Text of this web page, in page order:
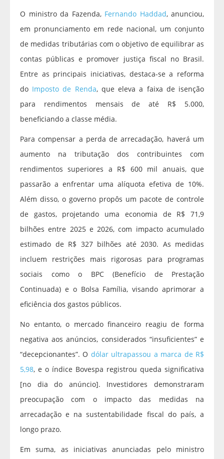
O ministro da Fazenda, Fernando Haddad, anunciou,
em pronunciamento em rede nacional, um conjunto
de medidas tributárias com o objetivo de equilibrar as
contas públicas e promover justiça fiscal no Brasil.
Entre as principais iniciativas, destaca-se a reforma
do Imposto de Renda, que eleva a faixa de isenção
para rendimentos mensais de até R$ 5.000,
beneficiando a classe média.
Para compensar a perda de arrecadação, haverá um
aumento na tributação dos contribuintes com
rendimentos superiores a R$ 600 mil anuais, que
passarão a enfrentar uma alíquota efetiva de 10%.
Além disso, o governo propôs um pacote de controle
de gastos, projetando uma economia de R$ 71,9
bilhões entre 2025 e 2026, com impacto acumulado
estimado de R$ 327 bilhões até 2030. As medidas
incluem restrições mais rigorosas para programas
sociais como o BPC (Benefício de Prestação
Continuada) e o Bolsa Família, visando aprimorar a
eficiência dos gastos públicos.
No entanto, o mercado financeiro reagiu de forma
negativa aos anúncios, considerados “insuficientes” e
“decepcionantes”. O dólar ultrapassou a marca de R$
5,98, e o índice Bovespa registrou queda significativa
[no dia do anúncio]. Investidores demonstraram
preocupação com o impacto das medidas na
arrecadação e na sustentabilidade fiscal do país, a
longo prazo.
Em suma, as iniciativas anunciadas pelo ministro